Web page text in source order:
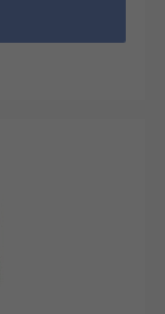
สบายแม้
มีแผ่น
อบสำคัญ
หน้าผาก
ไปถึงคาง
หลว เศษ